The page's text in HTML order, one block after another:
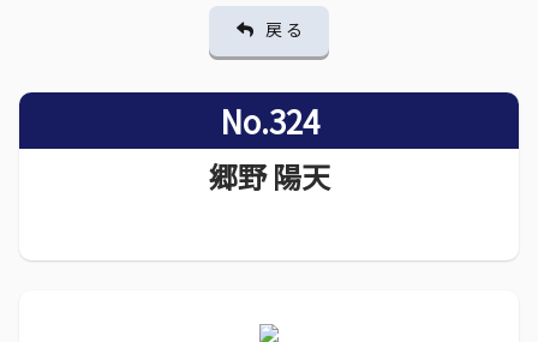
戻 る
No.324
郷野 陽天